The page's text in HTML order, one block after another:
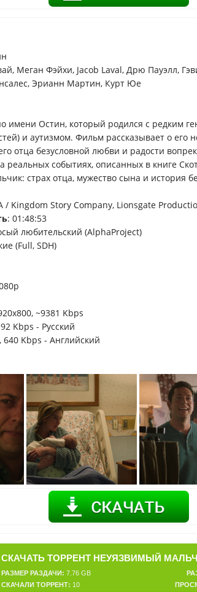
Меган Фэйхи, Jacob Laval, Дрю Пауэлл,
Эрианн Мартин, Курт Юе
имени Остин, который родился с редким
и аутизмом. Фильм рассказывает о его
отца безусловной любви и радости
реальных событиях, описанных в книге
страх отца, мужество сына и история
Kingdom Story Company, Lionsgate
: 01:48:53
любительский (AlphaProject)
(Full, SDH)
~9381 Kbps
Kbps - Русский
640 Kbps - Английский
РАЗМЕР РАЗДАЧИ: 7.76 GB
СКАЧАЛИ ТОРРЕНТ: 10